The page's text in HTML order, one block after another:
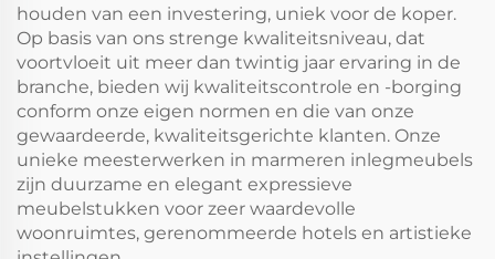
houden van een investering, uniek voor de koper.
Op basis van ons strenge kwaliteitsniveau, dat
voortvloeit uit meer dan twintig jaar ervaring in de
branche, bieden wij kwaliteitscontrole en -borging
conform onze eigen normen en die van onze
gewaardeerde, kwaliteitsgerichte klanten. Onze
unieke meesterwerken in marmeren inlegmeubels
zijn duurzame en elegant expressieve
meubelstukken voor zeer waardevolle
woonruimtes, gerenommeerde hotels en artistieke